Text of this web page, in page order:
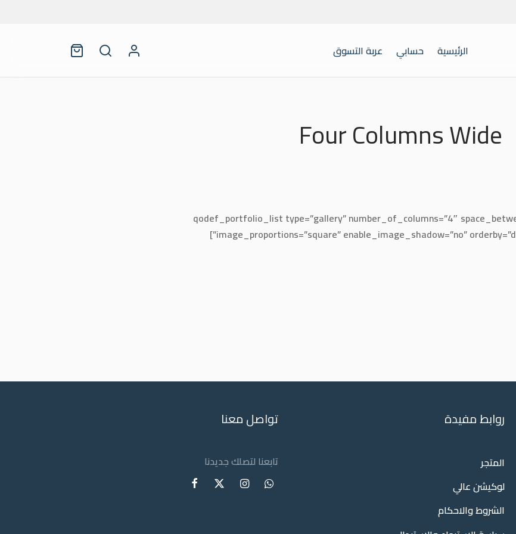
الرئيسية حسابي عربة التسوق
Four Columns Wide
[qodef_portfolio_list type=”gallery” number_of_columns=”4″
image_proportions=”square” enable_image_shadow=”no”
روابط مفيدة
المتجر
لوكيشن عالي
الشروط والاحكام
تواصل معنا
تابعنا لتصلك جديدنا